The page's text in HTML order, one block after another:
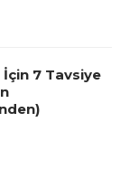
İçin 7 Tavsiye